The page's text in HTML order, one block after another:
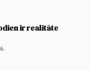
ir realitāte